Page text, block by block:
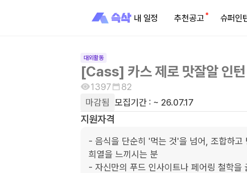
내 일정 추천공고 슈퍼인
대외활동
[Cass] 카스 제로 맛잘알 인턴
1397
82
마감됨 모집기간 : ~ 26.07.17
지원자격
- 음식을 단순히 '먹는 것'을 넘어, 조합하고
희열을 느끼시는 분
- 자신만의 푸드 인사이트나 페어링 철학